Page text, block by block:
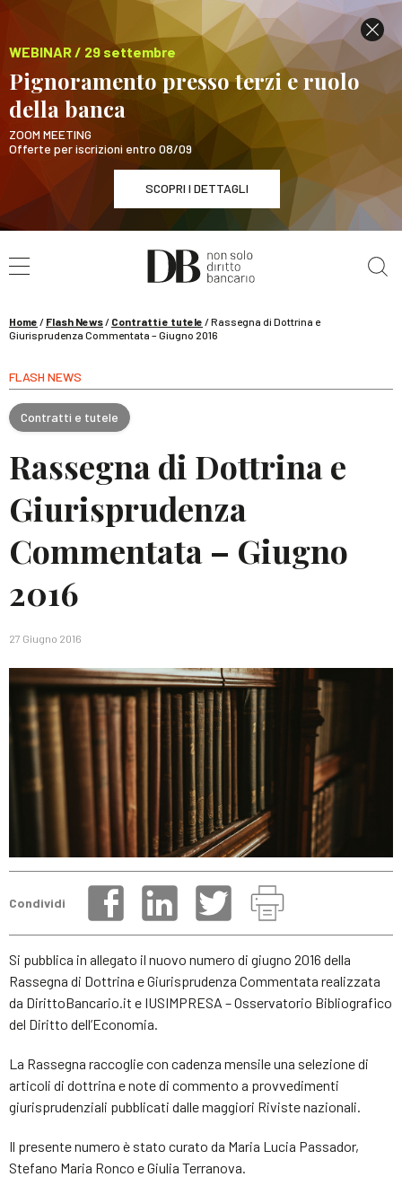
WEBINAR / 29 settembre
Pignoramento presso terzi e ruolo
della banca
ZOOM MEETING
Offerte per iscrizioni entro 08/09
SCOPRI I DETTAGLI
WEBINAR / 29 settembre
Pignoramento presso terzi e ruolo della banca
Home / Flash News/ Contratti e tutele /Rassegna di Dottrina e
Giurisprudenza Commentata – Giugno 2016
FLASH NEWS
Contratti e tutele
Rassegna di Dottrina e
Giurisprudenza
Commentata – Giugno
2016
27 Giugno 2016
Condividi
Si pubblica in allegato il nuovo numero di giugno 2016 della
Rassegna di Dottrina e Giurisprudenza Commentata realizzata
da DirittoBancario.it e IUSIMPRESA – Osservatorio Bibliografico
del Diritto dell’Economia.
La Rassegna raccoglie con cadenza mensile una selezione di
articoli di dottrina e note di commento a provvedimenti
giurisprudenziali pubblicati dalle maggiori Riviste nazionali.
Il presente numero è stato curato da Maria Lucia Passador,
Stefano Maria Ronco e Giulia Terranova.